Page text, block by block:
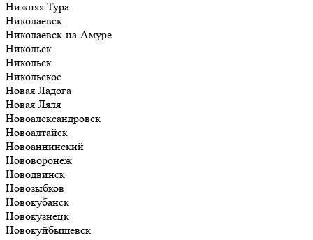
Нижняя Тура
Николаевск
Николаевск-на-Амуре
Никольск
Никольск
Никольское
Новая Ладога
Новая Ляля
Новоалександровск
Новоалтайск
Новоаннинский
Нововоронеж
Новодвинск
Новозыбков
Новокубанск
Новокузнецк
Новокуйбышевск